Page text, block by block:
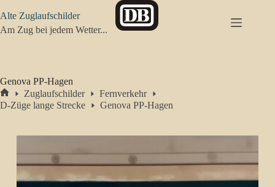
Inhalt
springen
Alte Zuglaufschilder
Am Zug bei jedem Wetter...
Genova PP-Hagen
Start
Zuglaufschilder
Fernverkehr
D-Züge lange Strecke
Genova PP-Hagen